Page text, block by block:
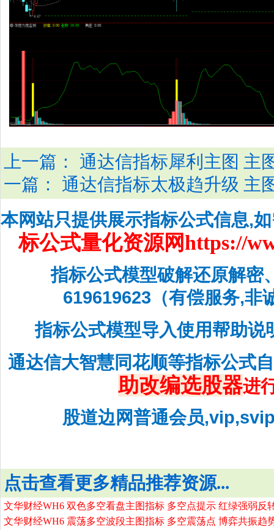
上一篇： 通达信指标犀利主图 主
一篇： 通达信指标太极趋升级 主
本网站只提供展示指标公式信息,
标公式量化资源网https://
指标公式模型破解还原解密
619619623（有偿服务,非
指标公式模型导入使用帮助说
通达信大智慧同花顺等指标公式
助改编选股器进
股道边网普通会员
点击查看更多精品推荐资源...
文华财经WH6 双色多空看盘主图指标 多空点提示 红绿强弱反
文华财经WH6 震荡多空波段主图指标 多空震荡点 博弈共振趋